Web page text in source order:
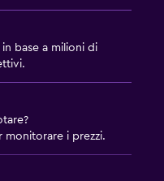
base a milioni di
monitorare i prezzi.